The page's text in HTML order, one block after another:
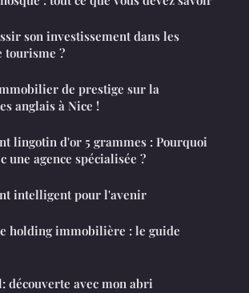
son investissement dans les
tourisme ?
de prestige sur la
anglais à Nice !
lingotin d'or 5 grammes : Pourquoi
une agence spécialisée ?
intelligent pour l'avenir
holding immobilière : le guide
découverte avec mon abri